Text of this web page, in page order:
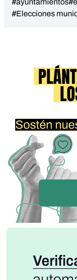
#ayuntamientos
#Elecciones